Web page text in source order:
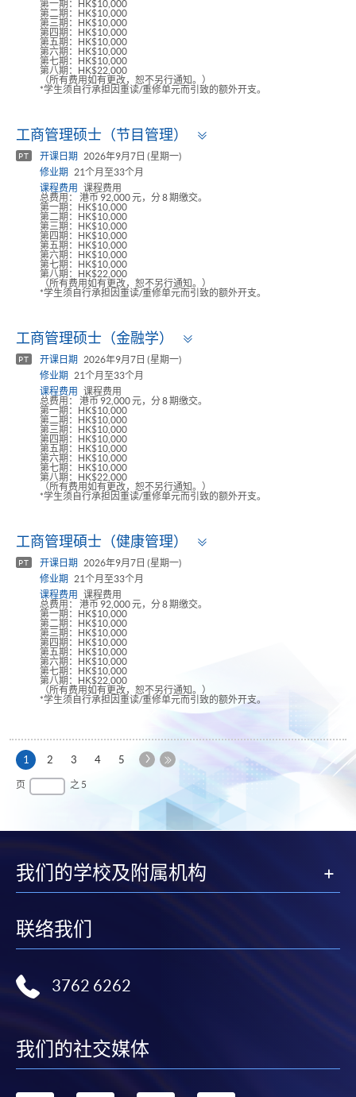
第一期：HK$10,000
第二期：HK$10,000
第三期：HK$10,000
第四期：HK$10,000
第五期：HK$10,000
第六期：HK$10,000
第七期：HK$10,000
第八期：HK$22,000
（所有费用如有更改，恕不另行通知。）
*学生须自行承担因重读/重修单元而引致的额外开支。
工商管理硕士（节目管理）
PT 开课日期
2026年9月7日 (星期一)
修业期
21个月至33个月
课程费用
课程费用
总费用： 港币 92,000 元，分 8 期缴交。
第一期：HK$10,000
第二期：HK$10,000
第三期：HK$10,000
第四期：HK$10,000
第五期：HK$10,000
第六期：HK$10,000
第七期：HK$10,000
第八期：HK$22,000
（所有费用如有更改，恕不另行通知。）
*学生须自行承担因重读/重修单元而引致的额外开支。
工商管理硕士（金融学）
PT 开课日期
2026年9月7日 (星期一)
修业期
21个月至33个月
课程费用
课程费用
总费用： 港币 92,000 元，分 8 期缴交。
第一期：HK$10,000
第二期：HK$10,000
第三期：HK$10,000
第四期：HK$10,000
第五期：HK$10,000
第六期：HK$10,000
第七期：HK$10,000
第八期：HK$22,000
（所有费用如有更改，恕不另行通知。）
*学生须自行承担因重读/重修单元而引致的额外开支。
工商管理碩士（健康管理）
PT 开课日期
2026年9月7日 (星期一)
修业期
21个月至33个月
课程费用
课程费用
总费用： 港币 92,000 元，分 8 期缴交。
第一期：HK$10,000
第二期：HK$10,000
第三期：HK$10,000
第四期：HK$10,000
第五期：HK$10,000
第六期：HK$10,000
第七期：HK$10,000
第八期：HK$22,000
（所有费用如有更改，恕不另行通知。）
*学生须自行承担因重读/重修单元而引致的额外开支。
1 本
页
2 3 4 5
下
后
页 之 5
我们的学校及附属机构
联络我们
3762 6262
我们的社交媒体